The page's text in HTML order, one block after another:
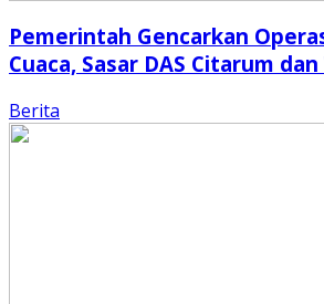
Pemerintah Gencarkan
Cuaca, Sasar DAS Citarum
Berita